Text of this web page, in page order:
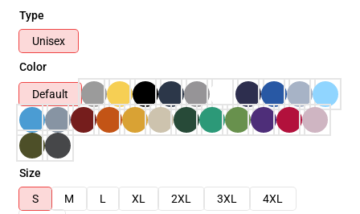
Type
Unisex
Color
Default
Size
S
M L XL 2XL 3XL
4XL